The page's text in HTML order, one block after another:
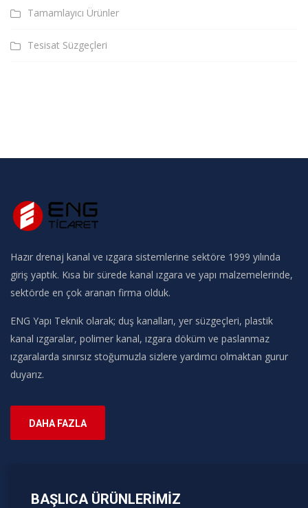
Tamamlayıcı Ürünler
Tesisat Süzgeçleri
Hazır drenaj kanal ve ızgara sistemlerine sektöre 1999 yılında
giriş yaptık. Kısa bir sürede kanal ızgara ve yapı malzemelerinde,
sektörde en çok aranan firma olduk.
ENG Yapı Teknik olarak; duş kanalları, yer süzgeçleri, plastik
kanal ızgaralar, polimer kanal, ızgara döküm ve paslanmaz
ızgaralarda sınırsız stoğumuzla sizlere yardımcı olmaktan gurur
duyarız.
DAHA FAZLA
BAŞLICA ÜRÜNLERIMIZ